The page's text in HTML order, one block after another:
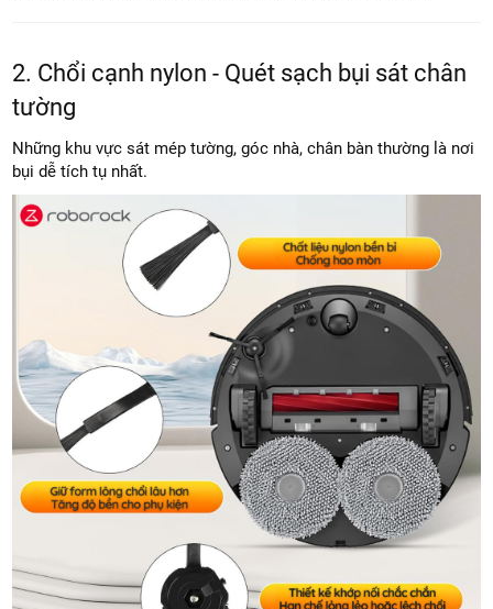
2. Chổi cạnh nylon - Quét sạch bụi sát chân
tường
Những khu vực sát mép tường, góc nhà, chân bàn thường là nơi
bụi dễ tích tụ nhất.